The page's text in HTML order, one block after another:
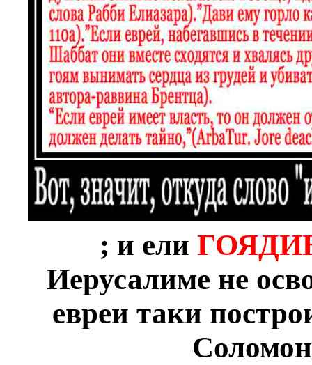
; и ели
Иерусалиме не
евреи таки